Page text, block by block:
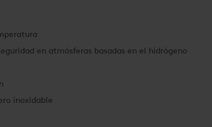
en atmósferas basadas en el hidrógeno
inoxidable